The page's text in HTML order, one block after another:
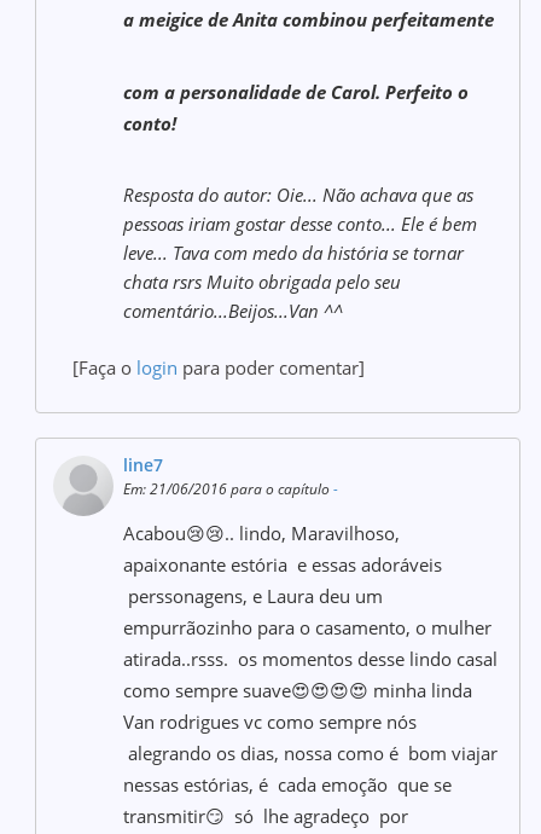
a meigice de Anita combinou perfeitamente
com a personalidade de Carol. Perfeito o
conto!
Resposta do autor: Oie... Não achava que as
pessoas iriam gostar desse conto... Ele é bem
leve... Tava com medo da história se tornar
chata rsrs Muito obrigada pelo seu
comentário...Beijos...Van ^^
[Faça o login para poder comentar]
line7
Em: 21/06/2016 para o capítulo-
Acabou😢😢.. lindo, Maravilhoso,
apaixonante estória e essas adoráveis
perssonagens, e Laura deu um
empurrãozinho para o casamento, o mulher
atirada..rsss. os momentos desse lindo casal
como sempre suave😍😍😍😍 minha linda
Van rodrigues vc como sempre nós
alegrando os dias, nossa como é bom viajar
nessas estórias, é cada emoção que se
transmitir😏 só lhe agradeço por